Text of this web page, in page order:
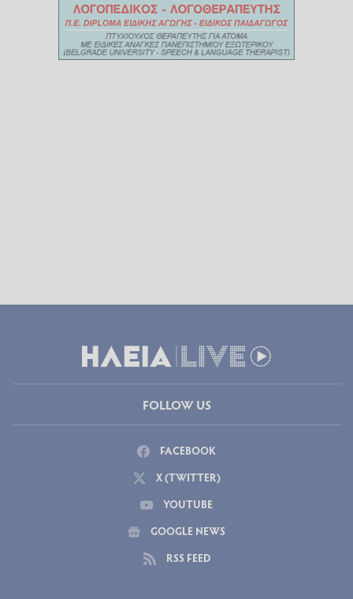
FOLLOW US
FACEBOOK
X (TWITTER)
YOUTUBE
GOOGLE NEWS
RSS FEED